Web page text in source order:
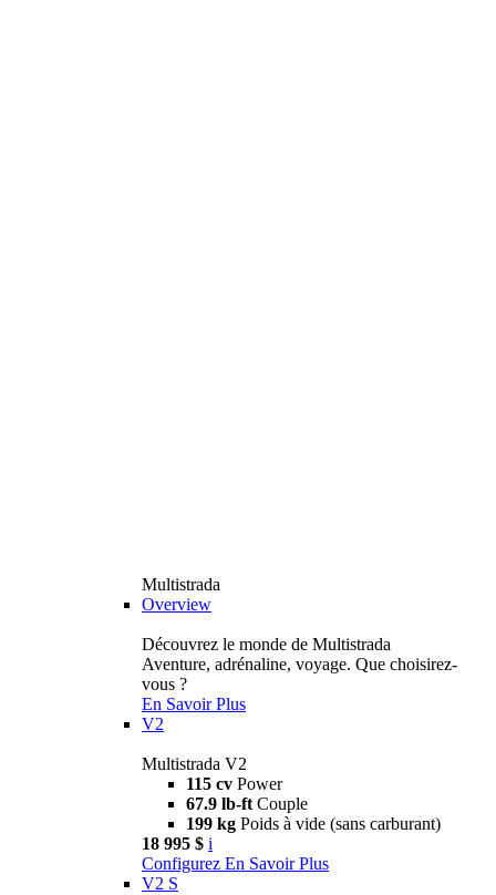
Multistrada
Overview
Découvrez le monde de Multistrada
Aventure, adrénaline, voyage. Que choisirez-
vous ?
En Savoir Plus
V2
Multistrada V2
115 cv Power
67.9 lb-ft Couple
199 kg Poids à vide (sans carburant)
18 995 $ i
Configurez En Savoir Plus
V2 S